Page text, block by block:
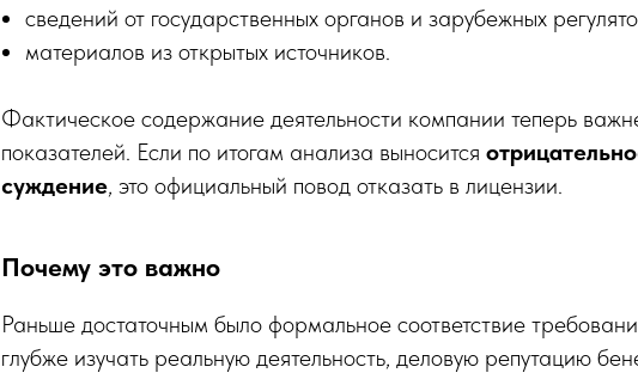
сведений от государственных органов и зарубежных
материалов из открытых источников.
Фактическое содержание деятельности компании теперь
показателей. Если по итогам анализа выносится
суждение, это официальный повод отказать в лицензии.
Почему это важно
Раньше достаточным было формальное соответствие
глубже изучать реальную деятельность, деловую репутацию